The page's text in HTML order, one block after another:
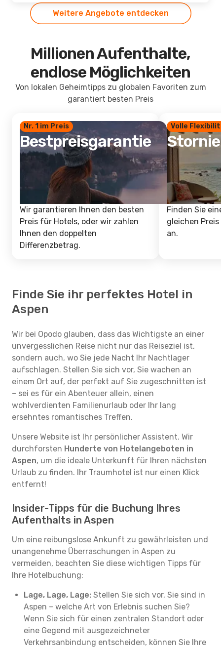
Weitere Angebote entdecken
Millionen Aufenthalte,
endlose Möglichkeiten
Von lokalen Geheimtipps zu globalen Favoriten zum
garantiert besten Preis
Nr. 1 im Preis
Bestpreisgarantie
Wir garantieren Ihnen den besten
Preis für Hotels, oder wir zahlen
Ihnen den doppelten
Differenzbetrag.
Volle
Finden Sie
gleichen
an.
Finde Sie ihr perfektes Hotel in
Aspen
Wir bei Opodo glauben, dass das Wichtigste an einer
unvergesslichen Reise nicht nur das Reiseziel ist,
sondern auch, wo Sie jede Nacht Ihr Nachtlager
aufschlagen. Stellen Sie sich vor, Sie wachen an
einem Ort auf, der perfekt auf Sie zugeschnitten ist
– sei es für ein Abenteuer allein, einen
wohlverdienten Familienurlaub oder Ihr lang
ersehntes romantisches Treffen.
Unsere Website ist Ihr persönlicher Assistent. Wir
durchforsten Hunderte von Hotelangeboten in
Aspen, um die ideale Unterkunft für Ihren nächsten
Urlaub zu finden. Ihr Traumhotel ist nur einen Klick
entfernt!
Insider-Tipps für die Buchung Ihres
Aufenthalts in Aspen
Um eine reibungslose Ankunft zu gewährleisten und
unangenehme Überraschungen in Aspen zu
vermeiden, beachten Sie diese wichtigen Tipps für
Ihre Hotelbuchung:
Lage, Lage, Lage: Stellen Sie sich vor, Sie sind in
Aspen – welche Art von Erlebnis suchen Sie?
Wenn Sie sich für einen zentralen Standort oder
eine Gegend mit ausgezeichneter
Verkehrsanbindung entscheiden, können Sie Ihre